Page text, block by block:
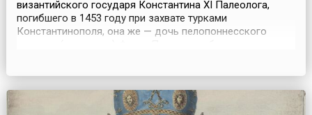
византийского государя Константина XI Палеолога,
погибшего в 1453 году при захвате турками
Константинополя, она же — дочь пелопоннесского